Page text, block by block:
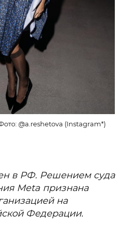
@a.reshetova (Instagram*)
в РФ. Решением суда
Meta признана
на
Федерации.